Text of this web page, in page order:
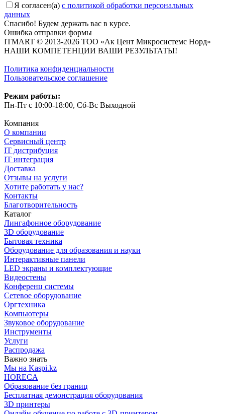
Я согласен(a) с политикой обработки персональных
данных
Спасибо! Будем держать вас в курсе.
Ошибка отправки формы
ITMART © 2013-2026 ТОО «Ак Цент Микросистемс Норд»
НАШИ КОМПЕТЕНЦИИ ВАШИ РЕЗУЛЬТАТЫ!
Политика конфиденциальности
Пользовательское соглашение
Режим работы:
Пн-Пт с 10:00-18:00, Сб-Вс Выходной
Компания
О компании
Сервисный центр
IT дистрибуция
IT интеграция
Доставка
Отзывы на услуги
Хотите работать у нас?
Контакты
Благотворительность
Каталог
Лингафонное оборудование
3D оборудование
Бытовая техника
Оборудование для образования и науки
Интерактивные панели
LED экраны и комплектующие
Видеостены
Конференц системы
Сетевое оборудование
Оргтехника
Компьютеры
Звуковое оборудование
Инструменты
Услуги
Распродажа
Важно знать
Мы на Kaspi.kz
HORECA
Образование без границ
Бесплатная демонстрация оборудования
3D принтеры